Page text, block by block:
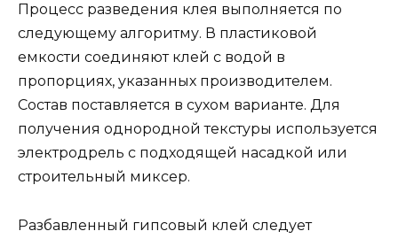
Процесс разведения клея выполняется по
следующему алгоритму. В пластиковой
емкости соединяют клей с водой в
пропорциях, указанных производителем.
Состав поставляется в сухом варианте. Для
получения однородной текстуры используется
электродрель с подходящей насадкой или
строительный миксер.
Разбавленный гипсовый клей следует